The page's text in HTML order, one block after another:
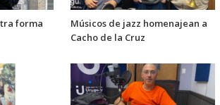
forma
Músicos de jazz homenajean a
Cacho de la Cruz